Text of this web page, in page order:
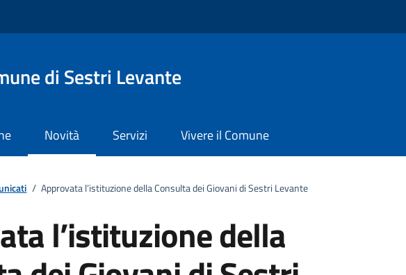
di Sestri Levante
Novità Servizi Vivere il Comune
/ Approvata l’istituzione della Consulta dei Giovani di Sestri Levante
l’istituzione della